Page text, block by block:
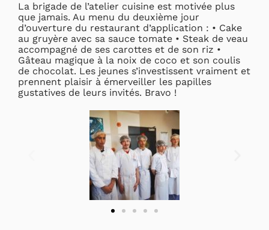
La brigade de l’atelier cuisine est motivée plus
que jamais. Au menu du deuxième jour
d’ouverture du restaurant d’application : • Cake
au gruyère avec sa sauce tomate • Steak de veau
accompagné de ses carottes et de son riz •
Gâteau magique à la noix de coco et son coulis
de chocolat. Les jeunes s’investissent vraiment et
prennent plaisir à émerveiller les papilles
gustatives de leurs invités. Bravo !